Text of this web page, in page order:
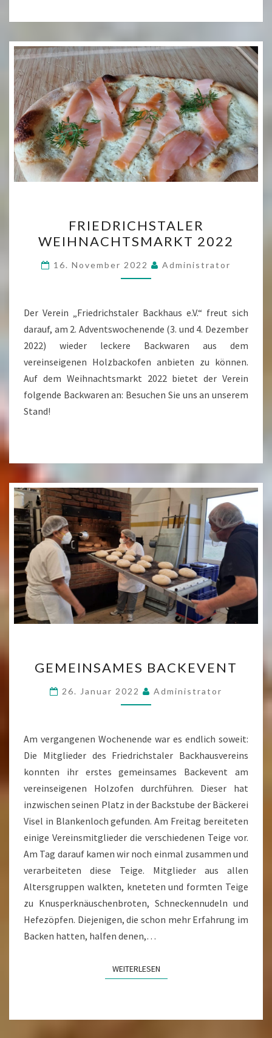
WEIHNACHTSMARKT
2022
FRIEDRICHSTALER
WEIHNACHTSMARKT 2022
16. November 2022 Administrator
Der Verein „Friedrichstaler Backhaus e.V.“ freut sich
darauf, am 2. Adventswochenende (3. und 4. Dezember
2022) wieder leckere Backwaren aus dem
vereinseigenen Holzbackofen anbieten zu können.
Auf dem Weihnachtsmarkt 2022 bietet der Verein
folgende Backwaren an: Besuchen Sie uns an unserem
Stand!
BACKEVENT
GEMEINSAMES BACKEVENT
26. Januar 2022 Administrator
Am vergangenen Wochenende war es endlich soweit:
Die Mitglieder des Friedrichstaler Backhausvereins
konnten ihr erstes gemeinsames Backevent am
vereinseigenen Holzofen durchführen. Dieser hat
inzwischen seinen Platz in der Backstube der Bäckerei
Visel in Blankenloch gefunden. Am Freitag bereiteten
einige Vereinsmitglieder die verschiedenen Teige vor.
Am Tag darauf kamen wir noch einmal zusammen und
verarbeiteten diese Teige. Mitglieder aus allen
Altersgruppen walkten, kneteten und formten Teige
zu Knusperknäuschenbroten, Schneckennudeln und
Hefezöpfen. Diejenigen, die schon mehr Erfahrung im
Backen hatten, halfen denen,…
WEITERLESENWEITERLESEN